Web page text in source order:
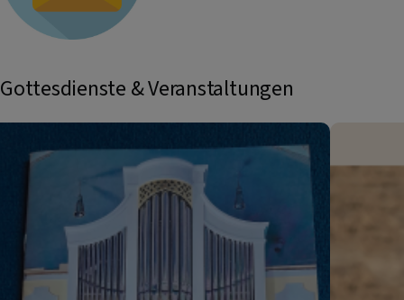
Gottesdienste & Veranstaltungen